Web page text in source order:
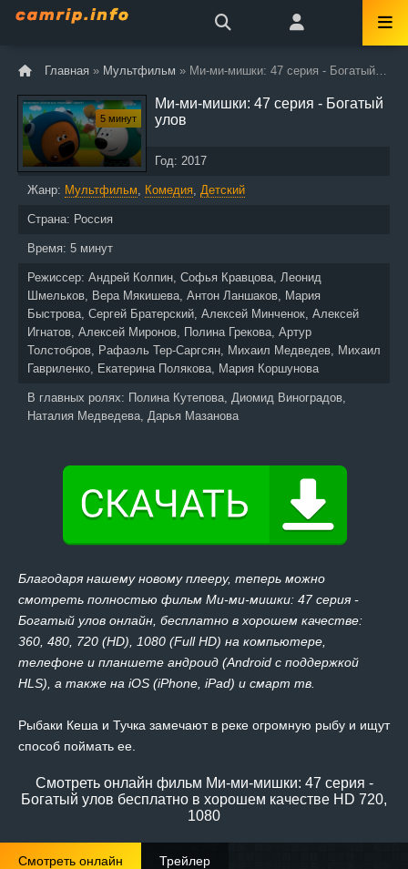
Главная » Мультфильм » Ми-ми-мишки: 47 серия - Богатый улов
5 минут
Ми-ми-мишки: 47 серия - Богатый
улов
Год: 2017
Жанр: Мультфильм, Комедия, Детский
Страна: Россия
Время: 5 минут
Режиссер: Андрей Колпин, Софья Кравцова, Леонид
Шмельков, Вера Мякишева, Антон Ланшаков, Мария
Быстрова, Сергей Братерский, Алексей Минченок, Алексей
Игнатов, Алексей Миронов, Полина Грекова, Артур
Толстобров, Рафаэль Тер-Саргсян, Михаил Медведев, Михаил
Гавриленко, Екатерина Полякова, Мария Коршунова
В главных ролях: Полина Кутепова, Диомид Виноградов,
Наталия Медведева, Дарья Мазанова
Благодаря нашему новому плееру, теперь можно
смотреть полностью фильм Ми-ми-мишки: 47 серия -
Богатый улов онлайн, бесплатно в хорошем качестве:
360, 480, 720 (HD), 1080 (Full HD) на компьютере,
телефоне и планшете андроид (Android с поддержкой
HLS), а также на iOS (iPhone, iPad) и смарт тв.
Рыбаки Кеша и Тучка замечают в реке огромную рыбу и ищут
способ поймать ее.
Смотреть онлайн фильм Ми-ми-мишки: 47 серия -
Богатый улов бесплатно в хорошем качестве HD 720,
1080
Смотреть онлайн Трейлер